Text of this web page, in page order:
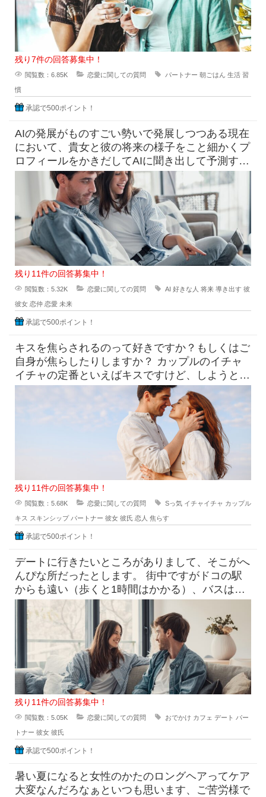
残り7件の回答募集中！
閲覧数：6.85K 恋愛に関しての質問 パートナー 朝ごはん 生活 習
慣
承認で500ポイント！
AIの発展がものすごい勢いで発展しつつある現在
において、貴女と彼の将来の様子をこと細かくプ
ロフィールをかきだしてAIに聞き出して予測すら
できる時代になっています
残り11件の回答募集中！
閲覧数：5.32K 恋愛に関しての質問 AI 好きな人 将来 導き出す 彼
彼女 恋仲 恋愛 未来
承認で500ポイント！
キスを焦らされるのって好きですか？もしくはご
自身が焦らしたりしますか？ カップルのイチャ
イチャの定番といえばキスですけど、しようとし
てるのにだめって言われ
残り11件の回答募集中！
閲覧数：5.68K 恋愛に関しての質問 Sっ気 イチャイチャ カップル
キス スキンシップ パートナー 彼女 彼氏 恋人 焦らす
承認で500ポイント！
デートに行きたいところがありまして、そこがへ
んぴな所だったとします。 街中ですがドコの駅
からも遠い（歩くと1時間はかかる）、バスは出
てるけど本数少なめ。 目
残り11件の回答募集中！
閲覧数：5.05K 恋愛に関しての質問 おでかけ カフェ デート パー
トナー 彼女 彼氏
承認で500ポイント！
暑い夏になると女性のかたのロングヘアってケア
大変なんだろなぁといつも思います、ご苦労様で